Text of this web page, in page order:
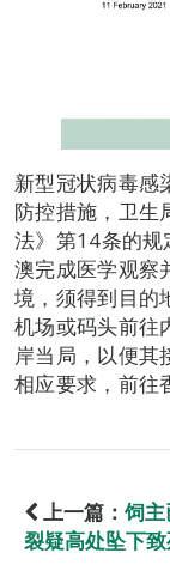
新型冠状病毒感
防控措施，卫生
法》第14条的
澳完成医学观察
境，须得到目的
机场或码头前往
岸当局，以便其
相应要求，前往
上一篇： 饲
裂疑高处坠下